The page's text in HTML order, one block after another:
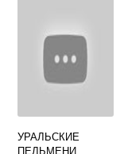
УРАЛЬСКИЕ
ПЕЛЬМЕНИ